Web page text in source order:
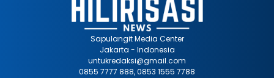
Sapulangit Media Center
Jakarta - Indonesia
untukredaksi@gmail.com
0855 7777 888, 0853 1555 7788